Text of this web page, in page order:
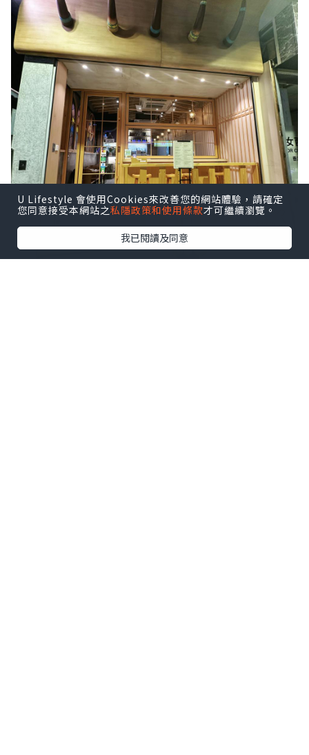
U Lifestyle 會使用Cookies來改善您的網站體驗，請確定
您同意接受本網站之私隱政策和使用條款才可繼續瀏覽。
我已閱讀及同意